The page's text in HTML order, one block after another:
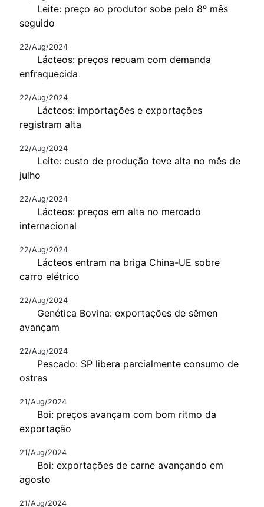
Leite: preço ao produtor sobe pelo 8º mês
seguido
22/Aug/2024
Lácteos: preços recuam com demanda
enfraquecida
22/Aug/2024
Lácteos: importações e exportações
registram alta
22/Aug/2024
Leite: custo de produção teve alta no mês de
julho
22/Aug/2024
Lácteos: preços em alta no mercado
internacional
22/Aug/2024
Lácteos entram na briga China-UE sobre
carro elétrico
22/Aug/2024
Genética Bovina: exportações de sêmen
avançam
22/Aug/2024
Pescado: SP libera parcialmente consumo de
ostras
21/Aug/2024
Boi: preços avançam com bom ritmo da
exportação
21/Aug/2024
Boi: exportações de carne avançando em
agosto
21/Aug/2024